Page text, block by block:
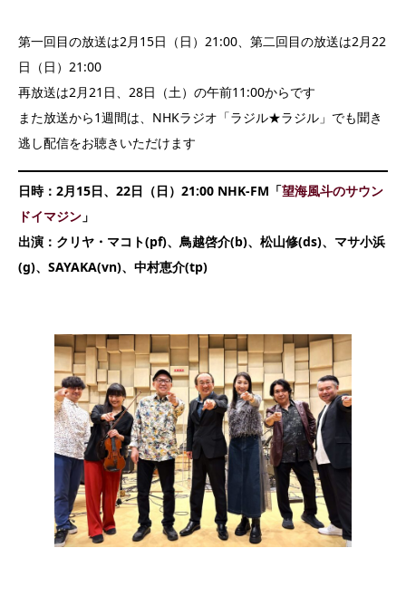
第一回目の放送は2月15日（日）21:00、第二回目の放送は2月22
日（日）21:00
再放送は2月21日、28日（土）の午前11:00からです
また放送から1週間は、NHKラジオ「ラジル★ラジル」でも聞き
逃し配信をお聴きいただけます
日時：2月15日、22日（日）21:00 NHK-FM「望海風斗のサウン
ドイマジン 」
出演：クリヤ・マコト(pf)、鳥越啓介(b)、松山修(ds)、マサ小浜
(g)、SAYAKA(vn)、中村恵介(tp)